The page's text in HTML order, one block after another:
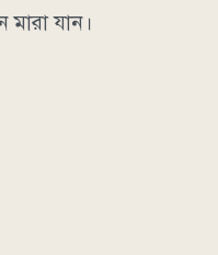
যান।